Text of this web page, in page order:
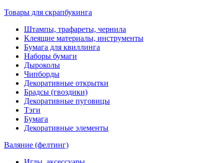
Товары для скрапбукинга
Штампы, трафареты, чернила
Клеящие материалы, инструменты
Бумага для квиллинга
Наборы бумаги
Дыроколы
Чипборды
Декоративные открытки
Брадсы (гвоздики)
Декоративные пуговицы
Тэги
Бумага
Декоративные элементы
Валяние (фелтинг)